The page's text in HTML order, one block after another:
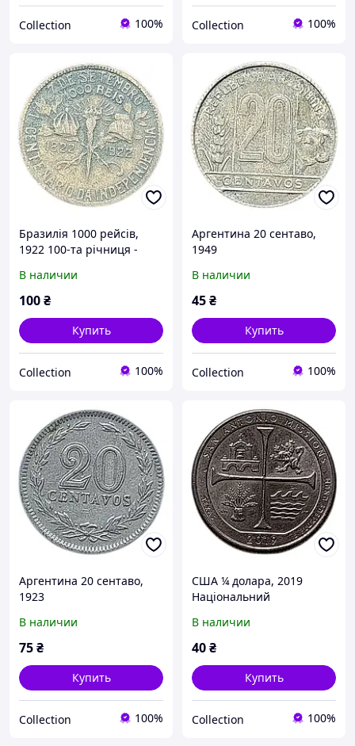
Collection 100% Collection 100%
Бразилія 1000 рейсів,
1922 100-та річниця -
Правильний напис:
"BRASIL"
В наличии
100₴
Купить
Collection 100%
Аргентина 20 сентаво,
1949
В наличии
45₴
Купить
Collection 100%
Аргентина 20 сентаво,
1923
В наличии
75₴
Купить
Collection 100%
США ¼ долара, 2019
Національний
Сан-Антоніо Мітка
монетного двору: "P" -
В наличии
40₴
Купить
Collection 100%